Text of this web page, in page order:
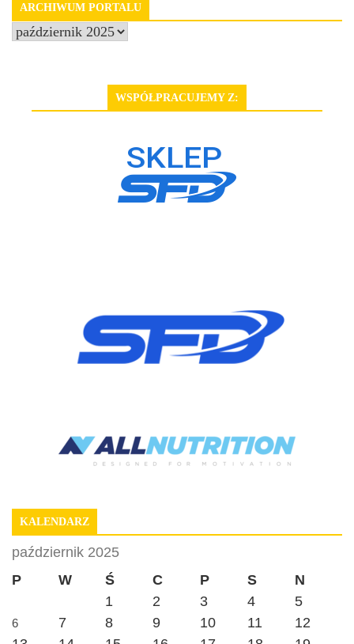
ARCHIWUM PORTALU
Archiwum
WSPÓŁPRACUJEMY Z:
KALENDARZ
październik 2025
P
W Ś C P S
N
1
2 3 4 5
6 7 8 9 10 11
12